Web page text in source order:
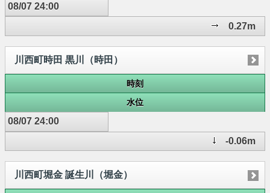
08/07 24:00
0.27m
川西町時田 黒川（時田）
時刻
水位
08/07 24:00
-0.06m
川西町堀金 誕生川（堀金）